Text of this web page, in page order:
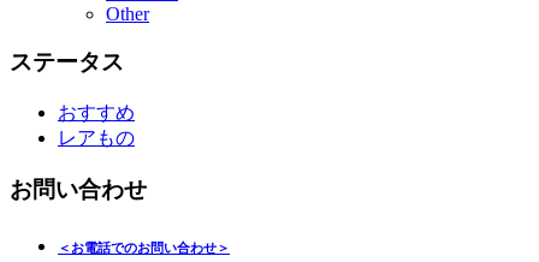
Other
ステータス
おすすめ
レアもの
お問い合わせ
＜お電話でのお問い合わせ＞